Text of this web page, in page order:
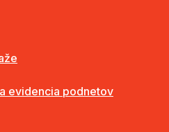
evidencia podnetov